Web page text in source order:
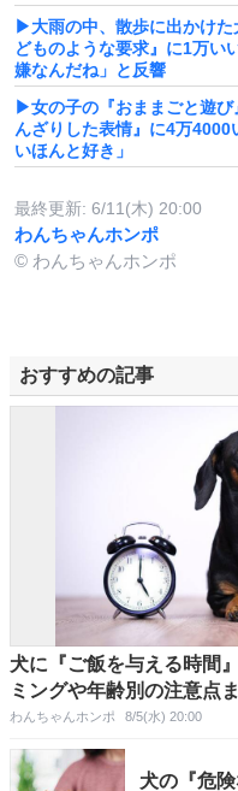
▶大雨の中、散歩に出かけ
どものような要求』に1万い
嫌なんだね」と反響
▶女の子の『おままごと遊
んざりした表情』に4万
いほんと好き」
最終更新: 6/11(木) 20:00
わんちゃんホンポ
© わんちゃんホンポ
おすすめの記事
犬に『ご飯を与える時間
ミングや年齢別の注意点
わんちゃんホンポ 8/5(水) 20:00
犬の『危